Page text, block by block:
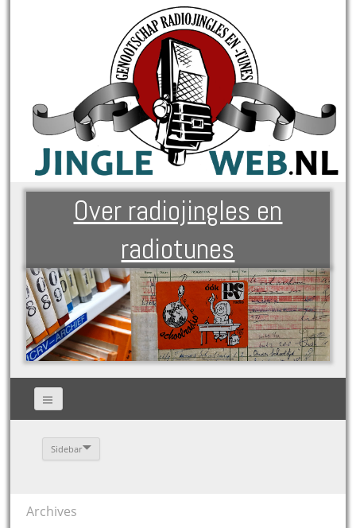
Over radiojingles en
radiotunes
Sidebar
Archives